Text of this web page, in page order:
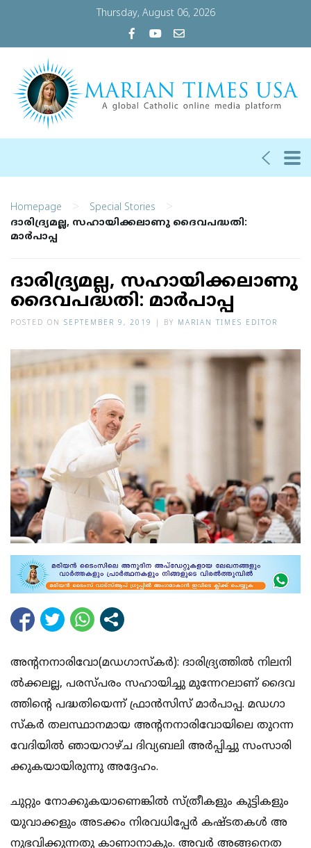
Thursday, August 06, 2026
Homepage > Special Stories >
ദാരിദ്ര്യമല്ല, സഹായിക്കലാണു ദൈവപദ്ധതി:
മാർപാപ്പ
ദാരിദ്ര്യമല്ല, സഹായിക്കലാണു
ദൈവപദ്ധതി: മാർപാപ്പ
POSTED ON SEPTEMBER 9, 2019 BY MARIAN TIMES EDITOR
അ​​​​ന്‍റ​​​​​ന​​​​​നാ​​​​​രി​​​​​വോ(മ​​​​​ഡ​​​​​ഗാ​​​​​സ്ക​​​​​ർ): ദാ​​​​​രി​​​​​ദ്ര്യ​​​​​ത്തി​​​​​ൽ നി​​​​​ല​​​​​നി​​​​​
ൽ​​​​​ക്ക​​​​​ല​​​​​ല്ല, പ​​​​​ര​​​​​സ്പ​​​​​രം സ​​​​​ഹാ​​​​​യി​​​​​ച്ചു മു​​​​​ന്നേ​​​​​റ​​​​​ലാ​​​​​ണ് ദൈ​​​​​വ​​​​​
ത്തി​​​​​ന്‍റെ പ​​​​​ദ്ധ​​​​​തി​​​​​യെ​​​​​ന്ന് ഫ്രാ​​​​​ൻ​​​​​സി​​​​​സ് മാ​​​​​ർ​​​​​പാ​​​​​പ്പ. മ​​​​​ഡ​​​​​ഗാ​​​​​
സ്ക​​​​​ർ ത​​​​​ല​​​​​സ്ഥാ​​​​​ന​​​​​മാ​​​​​യ അ​​​​​ന്‍റ​​​​ന​​​​​നാ​​​​​രി​​​​​വോ​​​​​യി​​​​​ലെ തു​​​​​റ​​​​​ന്ന​​​​​
വേ​​​​​ദി​​​​​യി​​​​​ൽ ഞാ​​​​​യ​​​​​റാ​​​​​ഴ്ച ദി​​​​​വ്യ​​​​​ബ​​​​​ലി അ​​​​​ർ​​​​​പ്പി​​​​​ച്ചു സം​​​​​സാ​​​​​രി​​​​​
ക്കു​​​​​ക​​​​​യാ​​​​​യി​​​​​രു​​​​​ന്നു അ​​​​​ദ്ദേ​​​​​ഹം.
ചു​​​​​റ്റും നോ​​​​​ക്കു​​​​​ക​​​​​യാ​​​​​ണെ​​​​​ങ്കി​​​​​ൽ സ്ത്രീ​​​​​ക​​​​​ളും കു​​​​​ട്ടി​​​​​ക​​​​​ളും
യു​​​​​വാ​​​​​ക്ക​​​​​ളും അ​​​​​ട​​​​​ക്കം നി​​​​​ര​​​​​വ​​​​​ധി​​​​​പ്പേ​​​​​ർ ക​​​​​ഷ്ട​​​​​ത​​​​​ക​​​​​ൾ അ​​​​​
നു​​​​​ഭ​​​​​വി​​​​​ക്കു​​​​​ന്ന​​​​​തു കാ​​​​​ണാ​​​​​നാ​​​​​കും. അ​​​​​വ​​​​​ർ അ​​​​​ങ്ങ​​​​​നെ​​​​​ത​​​​​